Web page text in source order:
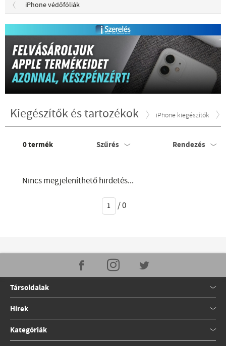
iPhone védőfóliák
Kiegészítők és tartozékok iPhone kiegészítők
0termék Szűrés Rendezés
Nincs megjeleníthető hirdetés...
/0
Társoldalak
Hírek
Kategóriák